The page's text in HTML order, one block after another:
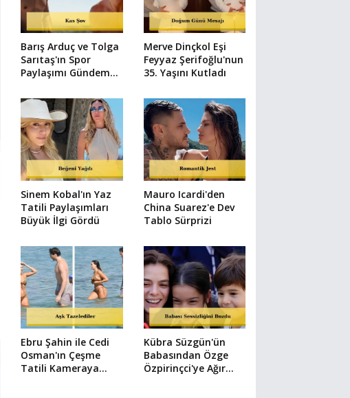
Barış Arduç ve Tolga
Sarıtaş'ın Spor
Paylaşımı Gündem
Merve Dinçkol Eşi
Feyyaz Şerifoğlu'nun
35. Yaşını Kutladı
Sinem Kobal'ın Yaz
Tatili Paylaşımları
Büyük İlgi Gördü
Mauro Icardi'den
China Suarez'e Dev
Tablo Sürprizi
Ebru Şahin ile Cedi
Osman'ın Çeşme
Tatili Kameraya
Kübra Süzgün'ün
Babasından Özge
Özpirinçci'ye Ağır